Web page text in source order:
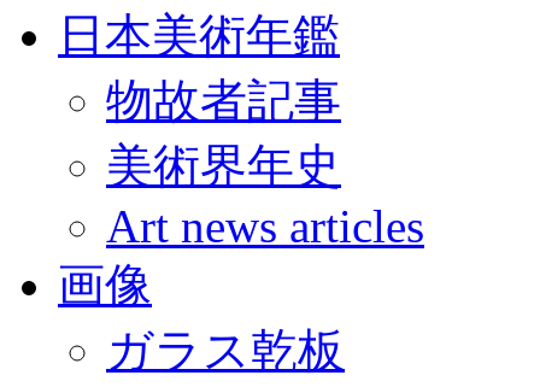
日本美術年鑑
物故者記事
美術界年史
Art news articles
画像
ガラス乾板